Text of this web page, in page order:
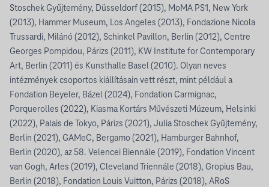
Stoschek Gyűjtemény, Düsseldorf (2015), MoMA PS1, New York
(2013), Hammer Museum, Los Angeles (2013), Fondazione Nicola
Trussardi, Milánó (2012), Schinkel Pavillon, Berlin (2012), Centre
Georges Pompidou, Párizs (2011), KW Institute for Contemporary
Art, Berlin (2011) és Kunsthalle Basel (2010). Olyan neves
intézmények csoportos kiállításain vett részt, mint például a
Fondation Beyeler, Bázel (2024), Fondation Carmignac,
Porquerolles (2022), Kiasma Kortárs Művészeti Múzeum, Helsinki
(2022), Palais de Tokyo, Párizs (2021), Julia Stoschek Gyűjtemény,
Berlin (2021), GAMeC, Bergamo (2021), Hamburger Bahnhof,
Berlin (2020), az 58. Velencei Biennále (2019), Fondation Vincent
van Gogh, Arles (2019), Cleveland Triennále (2018), Gropius Bau,
Berlin (2018), Fondation Louis Vuitton, Párizs (2018), ARoS